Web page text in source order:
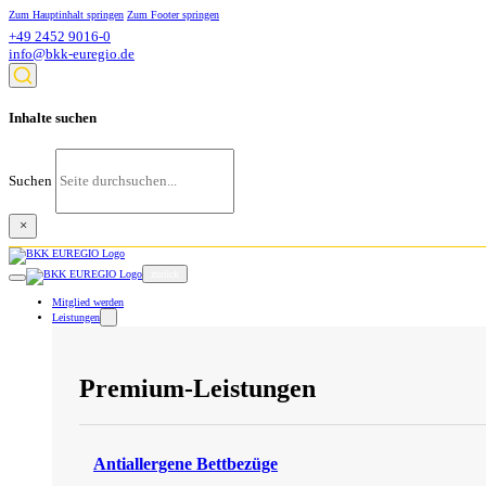
Zum Hauptinhalt springen Zum Footer springen
+49 2452 9016-0
info@bkk-euregio.de
Inhalte suchen
Suchen
×
Mitglied werden
Leistungen
Premium-Leistungen
Antiallergene Bettbezüge